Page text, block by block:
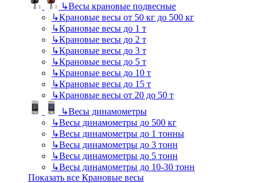
↳Весы крановые подвесные
↳Крановые весы от 50 кг до 500 кг
↳Крановые весы до 1 т
↳Крановые весы до 2 т
↳Крановые весы до 3 т
↳Крановые весы до 5 т
↳Крановые весы до 10 т
↳Крановые весы до 15 т
↳Крановые весы от 20 до 50 т
↳Весы динамометры
↳Весы динамометры до 500 кг
↳Весы динамометры до 1 тонны
↳Весы динамометры до 3 тонн
↳Весы динамометры до 5 тонн
↳Весы динамометры до 10-30 тонн
Показать все Крановые весы